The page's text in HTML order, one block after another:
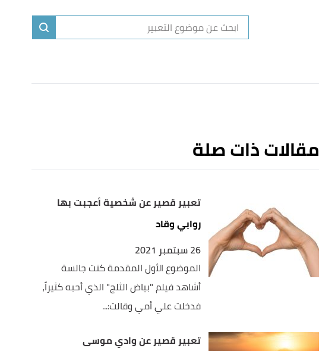
مقالات ذات صلة
تعبير قصير عن شخصية أعجبت بها
روابي وقاد
26 سبتمبر 2021
الموضوع الأول المقدمة كنت جالسة
أشاهد فيلم "بياض الثلج" الذي أحبه كثيراً،
فدخلت علي أمي وقالت:...
تعبير قصير عن وادي موسى